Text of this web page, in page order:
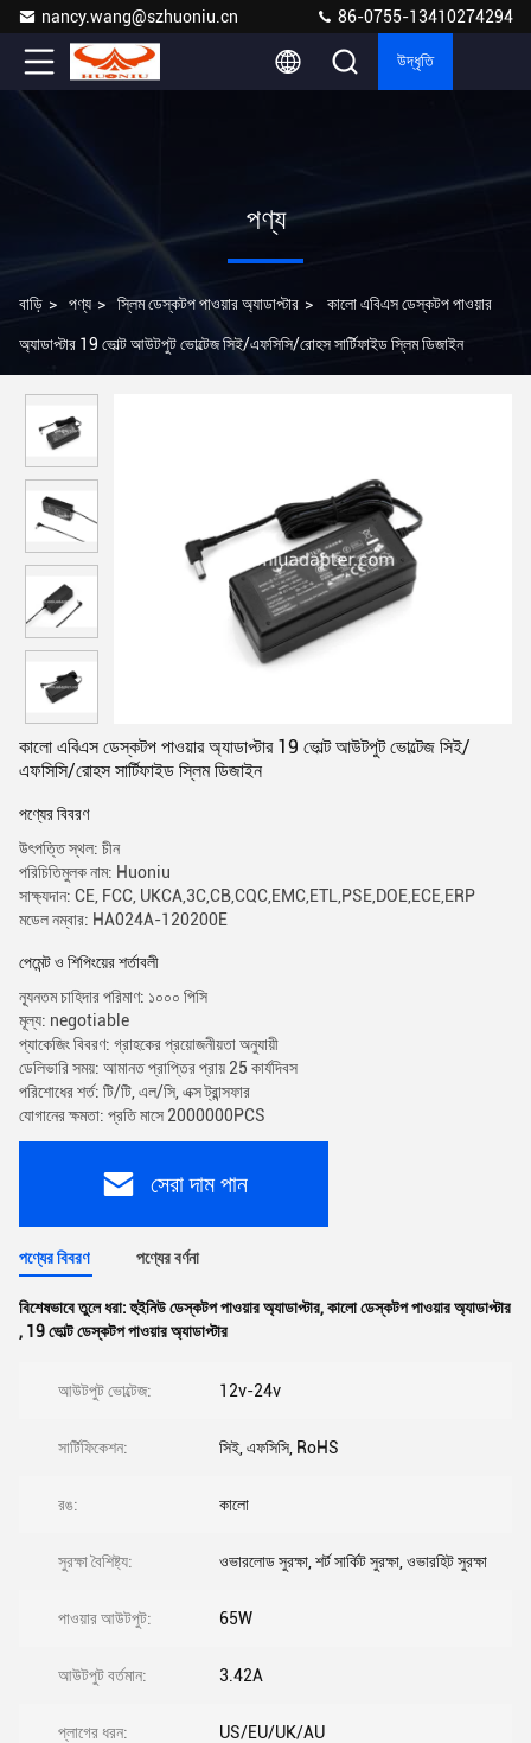
nancy.wang@szhuoniu.cn 86-0755-13410274294
উদ্ধৃতি
পণ্য
বাড়ি > পণ্য > স্লিম ডেস্কটপ পাওয়ার অ্যাডাপ্টার > কালো এবিএস ডেস্কটপ পাওয়ার
অ্যাডাপ্টার 19 ভোল্ট আউটপুট ভোল্টেজ সিই/এফসিসি/রোহস সার্টিফাইড স্লিম ডিজাইন
কালো এবিএস ডেস্কটপ পাওয়ার অ্যাডাপ্টার 19 ভোল্ট আউটপুট ভোল্টেজ সিই/
এফসিসি/রোহস সার্টিফাইড স্লিম ডিজাইন
পণ্যের বিবরণ
উৎপত্তি স্থল: চীন
পরিচিতিমুলক নাম: Huoniu
সাক্ষ্যদান: CE, FCC, UKCA,3C,CB,CQC,EMC,ETL,PSE,DOE,ECE,ERP
মডেল নম্বার: HA024A-120200E
পেমেন্ট ও শিপিংয়ের শর্তাবলী
ন্যূনতম চাহিদার পরিমাণ: ১০০০ পিসি
মূল্য: negotiable
প্যাকেজিং বিবরণ: গ্রাহকের প্রয়োজনীয়তা অনুযায়ী
ডেলিভারি সময়: আমানত প্রাপ্তির প্রায় 25 কার্যদিবস
পরিশোধের শর্ত: টি/টি, এল/সি, এক্স ট্রান্সফার
যোগানের ক্ষমতা: প্রতি মাসে 2000000PCS
সেরা দাম পান
পণ্যের বিবরণ পণ্যের বর্ণনা
বিশেষভাবে তুলে ধরা:হুইনিউ ডেস্কটপ পাওয়ার অ্যাডাপ্টার,কালো ডেস্কটপ পাওয়ার অ্যাডাপ্টার
, 19 ভোল্ট ডেস্কটপ পাওয়ার অ্যাডাপ্টার
আউটপুট ভোল্টেজ: 12v-24v
সার্টিফিকেশন: সিই, এফসিসি, RoHS
রঙ: কালো
সুরক্ষা বৈশিষ্ট্য: ওভারলোড সুরক্ষা, শর্ট সার্কিট সুরক্ষা, ওভারহিট সুরক্ষা
পাওয়ার আউটপুট: 65W
আউটপুট বর্তমান: 3.42A
প্লাগের ধরন: US/EU/UK/AU